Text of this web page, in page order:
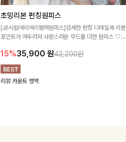
초밍리본 펀칭원피스
[🧊시원여리여리썸머원피스]섬세한 펀칭 디테일과 리본
포인트가 어우러져 사랑스러운 무드를 더한 원피스 🤍
출돼요 ✨
15%35,900 원42,200원
리뷰 카운트 영역